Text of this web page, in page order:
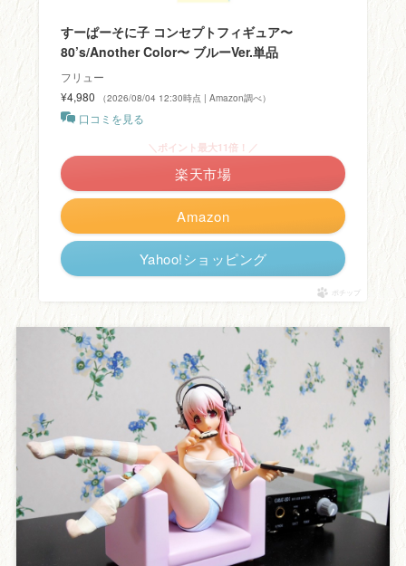
すーぱーそに子 コンセプトフィギュア〜
80’s/Another Color〜 ブルーVer.単品
フリュー
¥4,980
（2026/08/04 12:30時点 | Amazon調べ）
口コミを見る
Amazon
＼ポイント最大11倍！／
楽天市場
Yahoo!ショッピング
ポチップ